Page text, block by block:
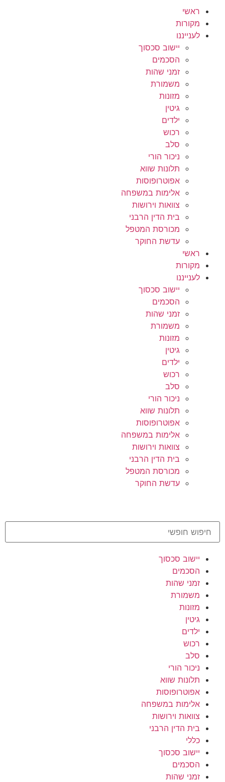
ראשי
מקורות
לענייננו
יישוב סכסוך
הסכמים
זמני שהות
משמורת
מזונות
גיטין
ילדים
רכוש
סלב
ניכור הורי
תלונות שווא
אפוטרופוסות
אלימות במשפחה
צוואות וירושות
בית הדין הרבני
מכורסת המטפל
עדשת החוקר
ראשי
מקורות
לענייננו
יישוב סכסוך
הסכמים
זמני שהות
משמורת
מזונות
גיטין
ילדים
רכוש
סלב
ניכור הורי
תלונות שווא
אפוטרופוסות
אלימות במשפחה
צוואות וירושות
בית הדין הרבני
מכורסת המטפל
עדשת החוקר
יישוב סכסוך
הסכמים
זמני שהות
משמורת
מזונות
גיטין
ילדים
רכוש
סלב
ניכור הורי
תלונות שווא
אפוטרופוסות
אלימות במשפחה
צוואות וירושות
בית הדין הרבני
כללי
יישוב סכסוך
הסכמים
זמני שהות